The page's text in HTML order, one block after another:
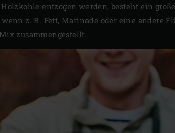
entzogen werden, besteht ein
z. B. Fett, Marinade oder eine andere
zusammengestellt.